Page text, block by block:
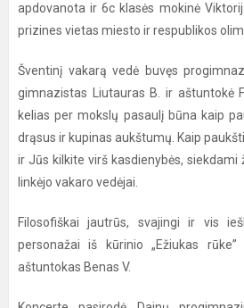
apdovanota ir 6c klasės mokinė
prizines vietas miesto ir respublikos
Šventinį vakarą vedė buvęs
gimnazistas Liutauras B. ir aštuntokė
kelias per mokslų pasaulį būna kaip
drąsus ir kupinas aukštumų. Kaip
ir Jūs kilkite virš kasdienybės, siekdami
linkėjo vakaro vedėjai.
Filosofiškai jautrūs, svajingi ir vis
personažai iš kūrinio „Ežiukas
aštuntokas Benas V.